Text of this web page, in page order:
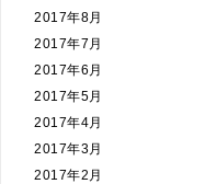
2017年8月
2017年7月
2017年6月
2017年5月
2017年4月
2017年3月
2017年2月